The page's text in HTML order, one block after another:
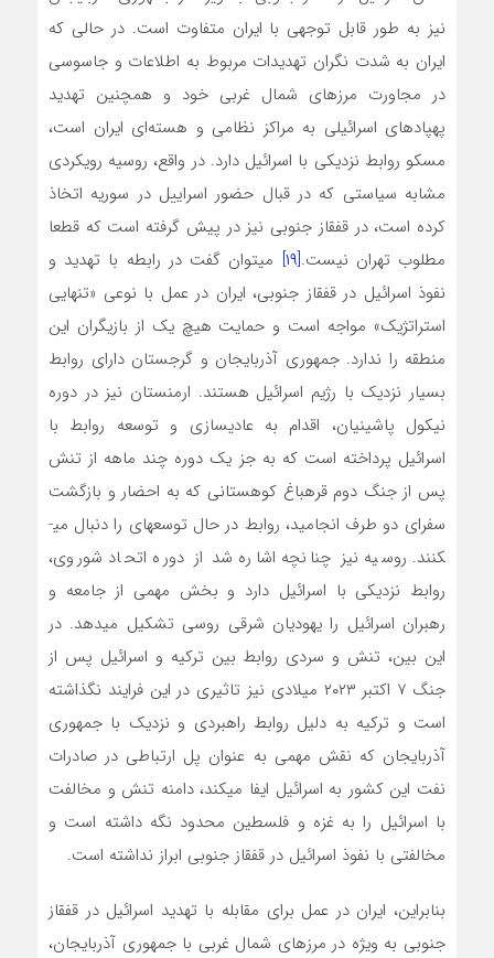
نیز به طور قابل توجهی با ایران متفاوت است. در حالی که
ایران به شدت نگران تهدیدات مربوط به اطلاعات و جاسوسی
در مجاورت مرزهای شمال غربی خود و همچنین تهدید
پهپادهای اسرائیلی به مراکز نظامی و هسته‌ای ‌‌ایران است،
مسکو روابط نزدیکی با اسرائیل دارد. در واقع، روسیه رویکردی
مشابه سیاستی که در قبال حضور اسراییل در سوریه اتخاذ
کرده است، در قفقاز جنوبی نیز در پیش گرفته است که قطعا
مطلوب تهران نیست.[۱۹]
می­توان گفت در رابطه با تهدید و
نفوذ اسرائیل در قفقاز جنوبی، ایران در عمل با نوعی «تنهایی
استراتژیک» مواجه است و حمایت هیچ یک از بازیگران این
منطقه را ندارد. جمهوری آذربایجان و گرجستان دارای روابط
بسیار نزدیک با رژیم اسرائیل هستند. ارمنستان نیز در دوره
نیکول پاشینیان، اقدام به عادی­سازی و توسعه روابط با
اسرائیل پرداخته است که به جز یک دوره چند ماهه از تنش
پس از جنگ دوم قره­باغ کوهستانی که به احضار و بازگشت
سفرای دو طرف انجامید، روابط در حال توسعه­ای را دنبال می­
کنند. روسیه نیز چنانچه اشاره شد از دوره اتحاد شوروی،
روابط نزدیکی با اسرائیل دارد و بخش مهمی از جامعه و
رهبران اسرائیل را یهودیان شرقی روسی تشکیل می­دهد. در
این بین، تنش و سردی روابط بین ترکیه و اسرائیل پس از
جنگ ۷ اکتبر ۲۰۲۳ میلادی نیز تاثیری در این فرایند نگذاشته
است و ترکیه به دلیل روابط راهبردی و نزدیک با جمهوری
آذربایجان که نقش مهمی به عنوان پل ارتباطی در صادرات
نفت این کشور به اسرائیل ایفا می­کند، دامنه تنش و مخالفت
با اسرائیل را به غزه و فلسطین محدود نگه داشته است و
مخالفتی با نفوذ اسرائیل در قفقاز جنوبی ابراز نداشته است.
بنابراین، ایران در عمل برای مقابله با تهدید اسرائیل در قفقاز
جنوبی به ویژه در مرزهای شمال غربی با جمهوری آذربایجان،